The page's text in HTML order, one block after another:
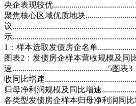
央企表现较优
聚焦核心区域优质地块
议
示
1：样本选取发债房企名单
图表2：发债房企样本营收规模及同
速...............................................5图
收同比增速
归母净利润规模及同比增速
各类型发债房企样本归母净利润同比